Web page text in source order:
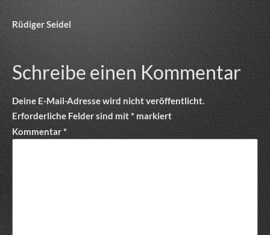
Rüdiger Seidel
Schreibe einen Kommentar
Deine E-Mail-Adresse wird nicht veröffentlicht.
Erforderliche Felder sind mit* markiert
Kommentar*